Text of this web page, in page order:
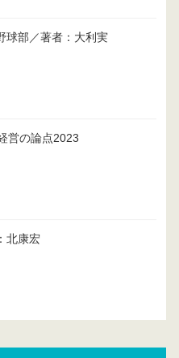
球部／著者：大利実
営の論点2023
北康宏